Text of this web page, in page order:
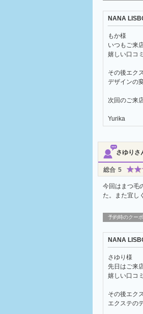
NANA
もか様
いつもご来
嬉しい口コ
その後エク
デザインの
次回のご来
Yurika
さゆりさ
総合 5
今回はまつ毛
た。また宜し
予約時のクー
NANA
さゆり様
先日はご来
嬉しい口コ
その後エク
エクステの